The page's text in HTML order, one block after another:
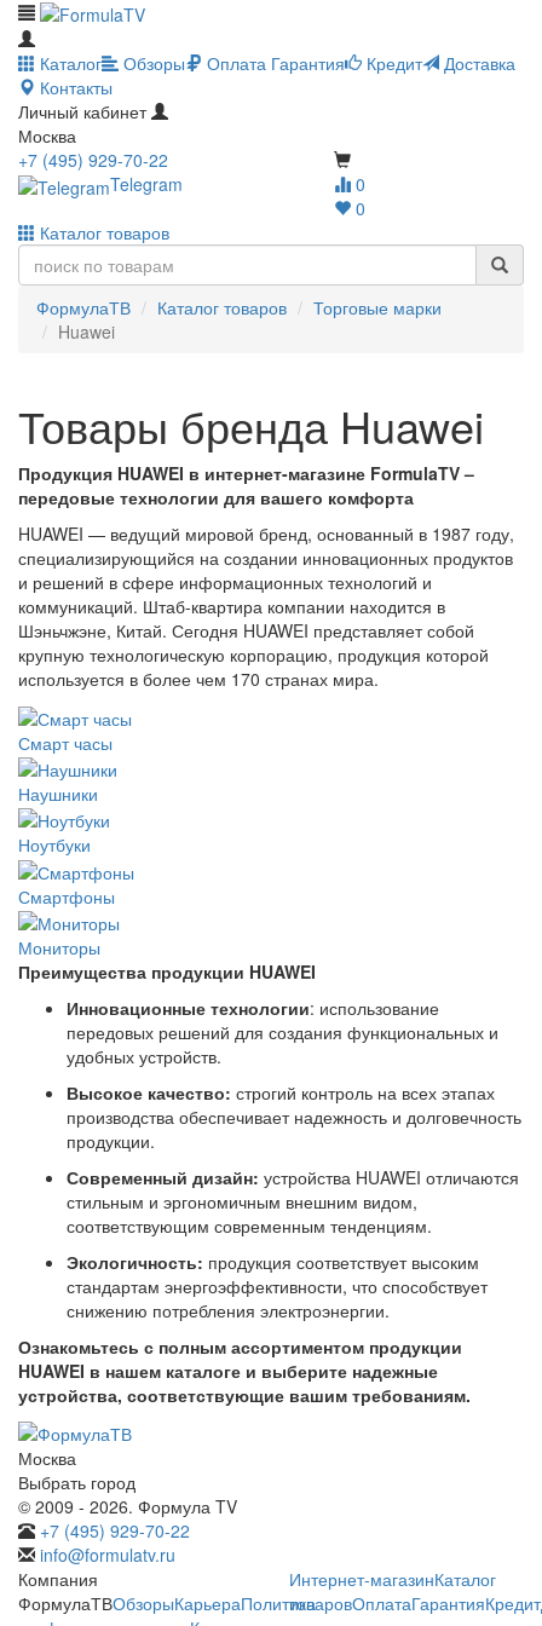
Каталог Обзоры Оплата Гарантия Кредит
Доставка
Контакты
Личный кабинет
Москва
0
0
+7 (495) 929-70-22
Telegram
Каталог товаров
ФормулаТВ Каталог товаров
Торговые марки
Huawei
Товары бренда Huawei
Продукция HUAWEI в интернет-магазине FormulaTV –
передовые технологии для вашего комфорта
HUAWEI — ведущий мировой бренд, основанный в 1987 году,
специализирующийся на создании инновационных продуктов
и решений в сфере информационных технологий и
коммуникаций. Штаб-квартира компании находится в
Шэньчжэне, Китай. Сегодня HUAWEI представляет собой
крупную технологическую корпорацию, продукция которой
используется в более чем 170 странах мира.
Смарт часы
Наушники
Ноутбуки
Смартфоны
Мониторы
Преимущества продукции HUAWEI
Инновационные технологии: использование
передовых решений для создания функциональных и
удобных устройств.
Высокое качество: строгий контроль на всех этапах
производства обеспечивает надежность и долговечность
продукции.
Современный дизайн: устройства HUAWEI отличаются
стильным и эргономичным внешним видом,
соответствующим современным тенденциям.
Экологичность: продукция соответствует высоким
стандартам энергоэффективности, что способствует
снижению потребления электроэнергии.
Ознакомьтесь с полным ассортиментом продукции
HUAWEI в нашем каталоге и выберите надежные
устройства, соответствующие вашим требованиям.
Москва
Выбрать город
© 2009 - 2026. Формула TV
+7 (495) 929-70-22
info@formulatv.ru
Компания
ФормулаТВОбзорыКарьераПолитика
Интернет-магазинКаталог
товаровОплатаГарантияКредит